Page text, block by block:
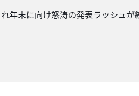
年末に向け怒涛の発表ラッシュ